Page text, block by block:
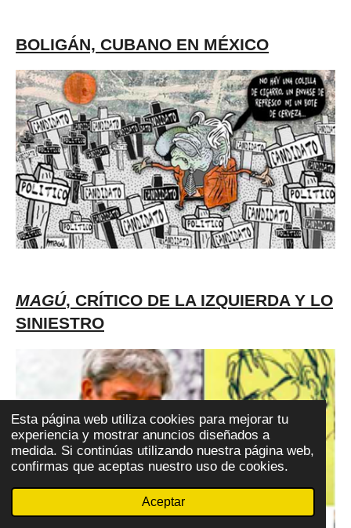
Esta página web utiliza cookies para mejorar tu
experiencia y mostrar anuncios diseñados a
medida. Si continúas utilizando nuestra página web,
confirmas que aceptas nuestro uso de cookies.
Aceptar
BOLIGÁN, CUBANO EN MÉXICO
MAGÚ, CRÍTICO DE LA IZQUIERDA Y LO
SINIESTRO